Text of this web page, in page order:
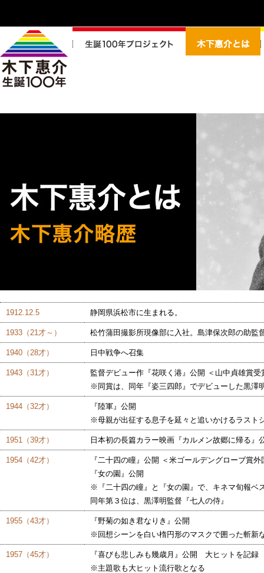
1912.12.5 静岡県浜松市に生まれる。
1933（21才～） 松竹蒲田撮影所現像部に入社。島津保次郎の助監
1940（28才） 日中戦争へ召集
1943（31才）
監督デビュー作『花咲く港』公開 ＜山中貞雄賞受
※同賞は、同年『姿三四郎』でデビューした黒澤
1944（32才）
『陸軍』公開
※母親が出征する息子を延々と追いかけるラスト
1951（39才） 日本初の長篇カラー映画『カルメン故郷に帰る』
1954（42才）
『二十四の瞳』公開 ＜米ゴールデングローブ賞
『女の園』公開
※『二十四の瞳』と『女の園』で、キネマ旬報ベ
同年第３位は、黒澤明監督『七人の侍』
1955（43才）
『野菊の如き君なりき』公開
※回想シーンを白い楕円形のマスクで囲った斬新
1957（45才）
『喜びも悲しみも幾歳月』公開 大ヒットを記録
※主題歌も大ヒット流行歌となる